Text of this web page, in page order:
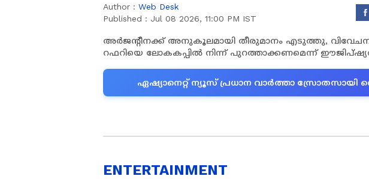
ഈജിപ്ത്
Author : Web Desk
Published : Jul 08 2026, 11:00 PM IST
അർജന്റീനക്ക് അനുകൂലമായി തീരുമാനം എടുത്തു,
റഫറിയെ ലോകകപ്പിൽ നിന്ന് പുറത്താക്കണമെന്ന്
ഏഷ്യാനെറ്റ് ന്യൂസ് പ്രധാന വാർത്താ
ENTERTAINMENT